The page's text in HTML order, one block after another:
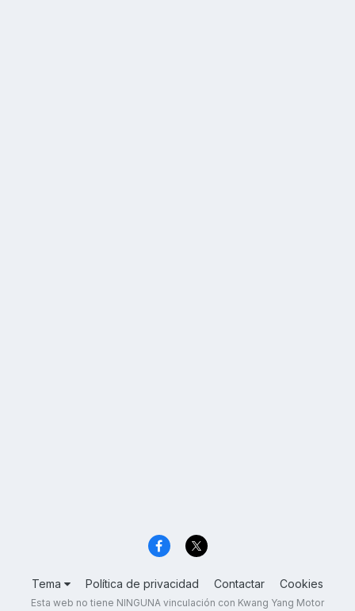
Tema Política de privacidad Contactar Cookies
Esta web no tiene NINGUNA vinculación con Kwang Yang Motor